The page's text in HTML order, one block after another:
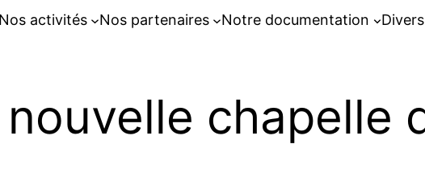
Nos activités Nos partenaires Notre documentation Divers
chapelle